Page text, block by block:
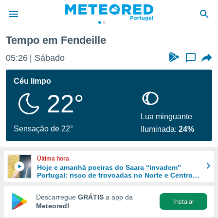
da
foi
fornecidas
a este
das
e
forma
digital
Tempo em Fendeille
05:26 Sábado ...
Céu limpo
22°
Sensação de 22°
Lua minguante
Iluminada:24%
Última hora
Hoje e amanhã poeiras do Saara “invadem”
Portugal: risco de trovoadas no Norte e Centro
Descarregue GRÁTIS a app da
Meteored!
Instalar